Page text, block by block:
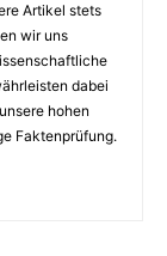
Artikel stets
wir uns
dabei
hohen
Faktenprüfung.